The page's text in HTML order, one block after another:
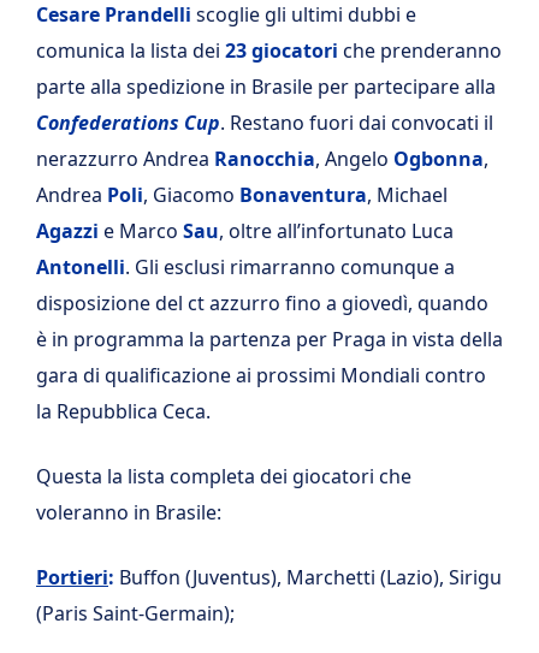
Cesare Prandelli scoglie gli ultimi dubbi e
comunica la lista dei 23 giocatori che prenderanno
parte alla spedizione in Brasile per partecipare alla
Confederations Cup. Restano fuori dai convocati il
nerazzurro Andrea Ranocchia, Angelo Ogbonna,
Andrea Poli, Giacomo Bonaventura, Michael
Agazzi e Marco Sau, oltre all’infortunato Luca
Antonelli. Gli esclusi rimarranno comunque a
disposizione del ct azzurro fino a giovedì, quando
è in programma la partenza per Praga in vista della
gara di qualificazione ai prossimi Mondiali contro
la Repubblica Ceca.
Questa la lista completa dei giocatori che
voleranno in Brasile:
Portieri: Buffon (Juventus), Marchetti (Lazio), Sirigu
(Paris Saint-Germain);